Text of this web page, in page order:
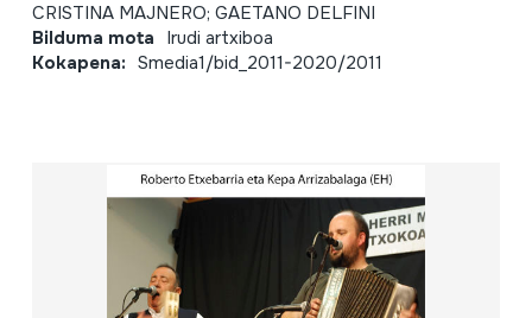
CRISTINA MAJNERO; GAETANO DELFINI
Bilduma mota Irudi artxiboa
Kokapena: Smedia1/bid_2011-2020/2011